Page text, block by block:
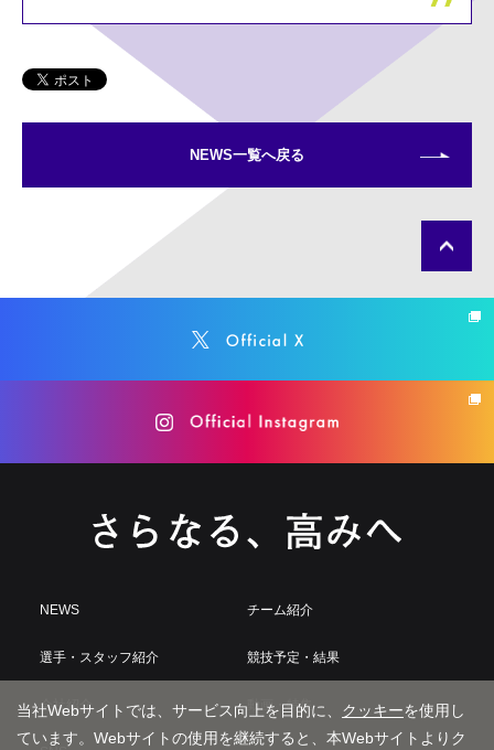
NEWS一覧へ戻る
NEWS チーム紹介
選手・スタッフ紹介 競技予定・結果
会社紹介 動画・特集
当社Webサイトでは、サービス向上を目的に、 クッキーを使用し
ています。Webサイトの使用を継続すると、本Webサイトよりク